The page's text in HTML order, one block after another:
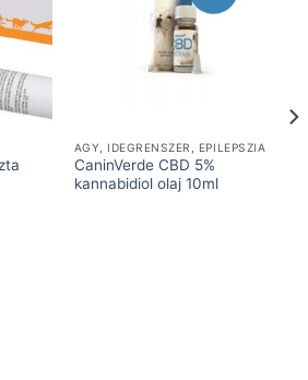
AGY, IDEGRENSZER, EPILEPSZIA
CaninVerde CBD 5%
kannabidiol olaj 10ml